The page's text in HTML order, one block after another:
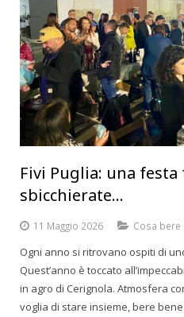
Fivi Puglia: una
sbicchierate…
11 Maggio 2026 Cosa bere
Ogni anno si ritrovano ospiti di
Quest’anno è toccato
in agro di Cerignola. Atmosfera
voglia di stare insieme, bere